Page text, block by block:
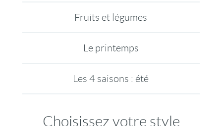
Fruits et légumes
Le printemps
Les 4 saisons : été
Choisissez votre style